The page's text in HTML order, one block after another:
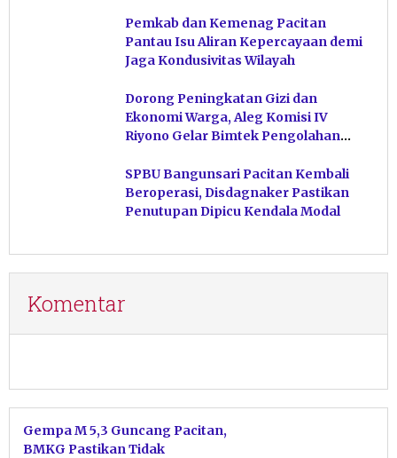
Pemkab dan Kemenag Pacitan
Pantau Isu Aliran Kepercayaan demi
Jaga Kondusivitas Wilayah
Dorong Peningkatan Gizi dan
Ekonomi Warga, Aleg Komisi IV
Riyono Gelar Bimtek Pengolahan
SPBU Bangunsari Pacitan Kembali
Beroperasi, Disdagnaker Pastikan
Penutupan Dipicu Kendala Modal
Komentar
Gempa M 5,3 Guncang Pacitan,
BMKG Pastikan Tidak